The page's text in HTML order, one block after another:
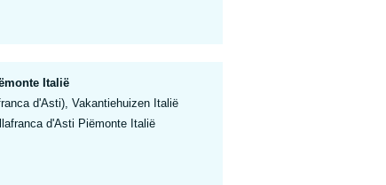
Italië
d'Asti), Vakantiehuizen Italië
d'Asti Piëmonte Italië